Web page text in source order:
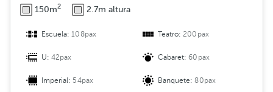
150m2 2.7m altura
Escuela:108pax Teatro:200pax
U:42pax Cabaret:60pax
Imperial: 54pax Banquete:80pax